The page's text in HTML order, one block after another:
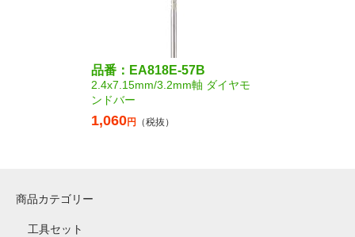
品番：EA818E-57B
2.4x7.15mm/3.2mm軸 ダイヤモ
ンドバー
1,060円 （税抜）
商品カテゴリー
工具セット